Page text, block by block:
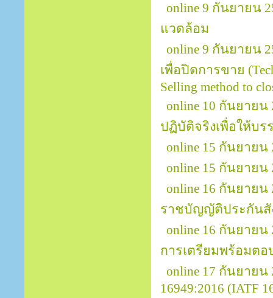
online 9 กันยายน
แวดล้อม
online 9 กันยายน
เพื่อปิดการขาย
Selling method to
online 10 กันยายน
ปฏิบัติจริงเพื่อให้บร
online 15 กันยายน
online 15 กันยายน
online 16 กันยาย
ราชบัญญัติประกันสั
online 16 กันยาย
การเตรียมพร้อมต
online 17 กันยาย
16949:2016 (IATF